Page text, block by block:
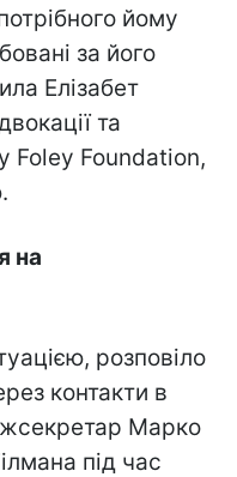
йому
за його
Елізабет
та
Foley Foundation,
на
розповіло
контакти в
Марко
під час